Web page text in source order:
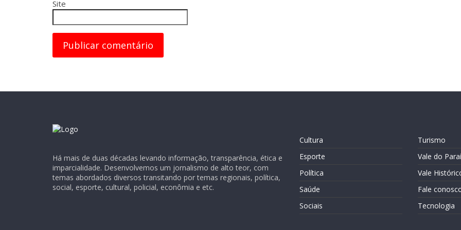
Site
Há mais de duas décadas levando informação, transparência, ética e
imparcialidade. Desenvolvemos um jornalismo de alto teor, com
temas abordados diversos transitando por temas regionais, política,
social, esporte, cultural, policial, econômia e etc.
Cultura
Esporte
Política
Saúde
Sociais
Turismo
Vale do
Vale
Fale
Tecnologia